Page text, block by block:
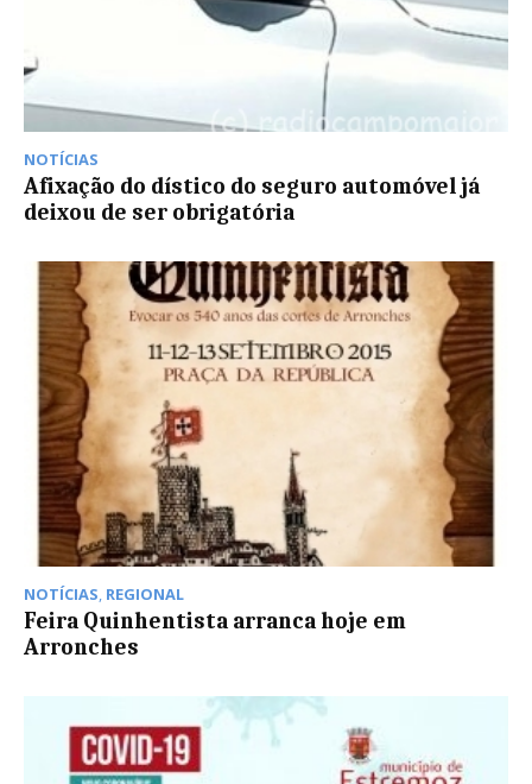
NOTÍCIAS
Afixação do dístico do seguro automóvel já
deixou de ser obrigatória
NOTÍCIAS, REGIONAL
Feira Quinhentista arranca hoje em
Arronches